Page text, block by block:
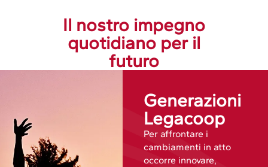
Il nostro impegno
quotidiano per il
futuro
Generazioni
Legacoop
Per affrontare i
cambiamenti in atto
occorre innovare,